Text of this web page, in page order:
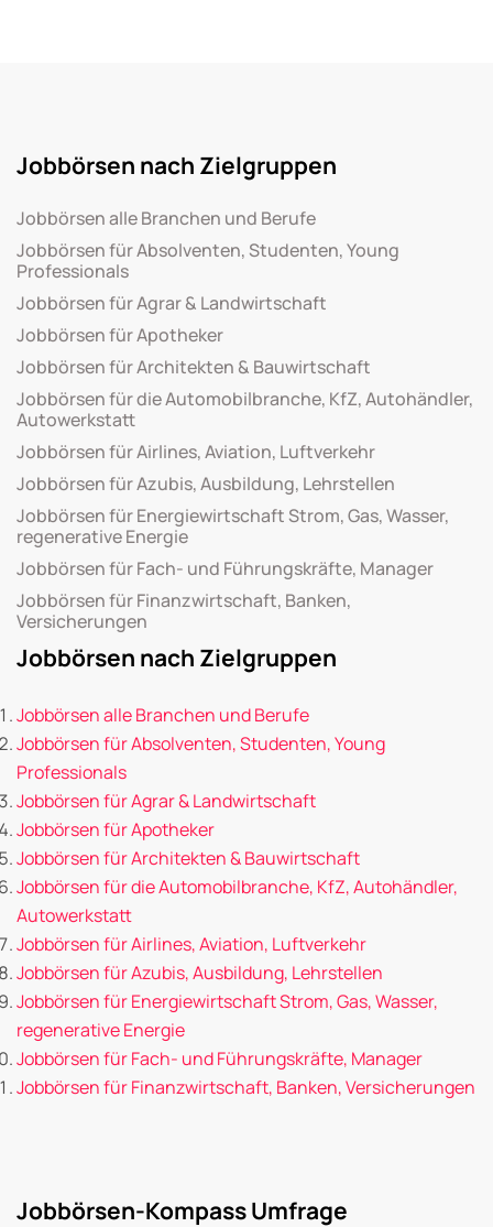
Jobbörsen nach Zielgruppen
Jobbörsen alle Branchen und Berufe
Jobbörsen für Absolventen, Studenten, Young
Professionals
Jobbörsen für Agrar & Landwirtschaft
Jobbörsen für Apotheker
Jobbörsen für Architekten & Bauwirtschaft
Jobbörsen für die Automobilbranche, KfZ, Autohändler,
Autowerkstatt
Jobbörsen für Airlines, Aviation, Luftverkehr
Jobbörsen für Azubis, Ausbildung, Lehrstellen
Jobbörsen für Energiewirtschaft Strom, Gas, Wasser,
regenerative Energie
Jobbörsen für Fach- und Führungskräfte, Manager
Jobbörsen für Finanzwirtschaft, Banken,
Versicherungen
Jobbörsen nach Zielgruppen
Jobbörsen alle Branchen und Berufe
Jobbörsen für Absolventen, Studenten, Young
Professionals
Jobbörsen für Agrar & Landwirtschaft
Jobbörsen für Apotheker
Jobbörsen für Architekten & Bauwirtschaft
Jobbörsen für die Automobilbranche, KfZ, Autohändler,
Autowerkstatt
Jobbörsen für Airlines, Aviation, Luftverkehr
Jobbörsen für Azubis, Ausbildung, Lehrstellen
Jobbörsen für Energiewirtschaft Strom, Gas, Wasser,
regenerative Energie
Jobbörsen für Fach- und Führungskräfte, Manager
Jobbörsen für Finanzwirtschaft, Banken, Versicherungen
Jobbörsen-Kompass Umfrage